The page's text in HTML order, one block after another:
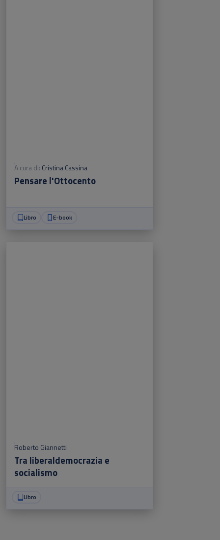
A cura di: Cristina Cassina
Pensare l'Ottocento
Libro E-book
Roberto Giannetti
Tra liberaldemocrazia e
socialismo
Libro